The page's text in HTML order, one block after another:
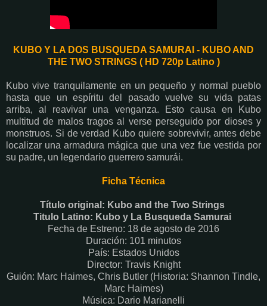
KUBO Y LA DOS BUSQUEDA SAMURAI - KUBO AND
THE TWO STRINGS ( HD 720p Latino )
Kubo vive tranquilamente en un pequeño y normal pueblo
hasta que un espíritu del pasado vuelve su vida patas
arriba, al reavivar una venganza. Esto causa en Kubo
multitud de malos tragos al verse perseguido por dioses y
monstruos. Si de verdad Kubo quiere sobrevivir, antes debe
localizar una armadura mágica que una vez fue vestida por
su padre, un legendario guerrero samurái.
Ficha Técnica
Título original: Kubo and the Two Strings
Titulo Latino: Kubo y La Busqueda Samurai
Fecha de Estreno: 18 de agosto de 2016
Duración: 101 minutos
País: Estados Unidos
Director: Travis Knight
Guión: Marc Haimes, Chris Butler (Historia: Shannon Tindle,
Marc Haimes)
Música: Dario Marianelli